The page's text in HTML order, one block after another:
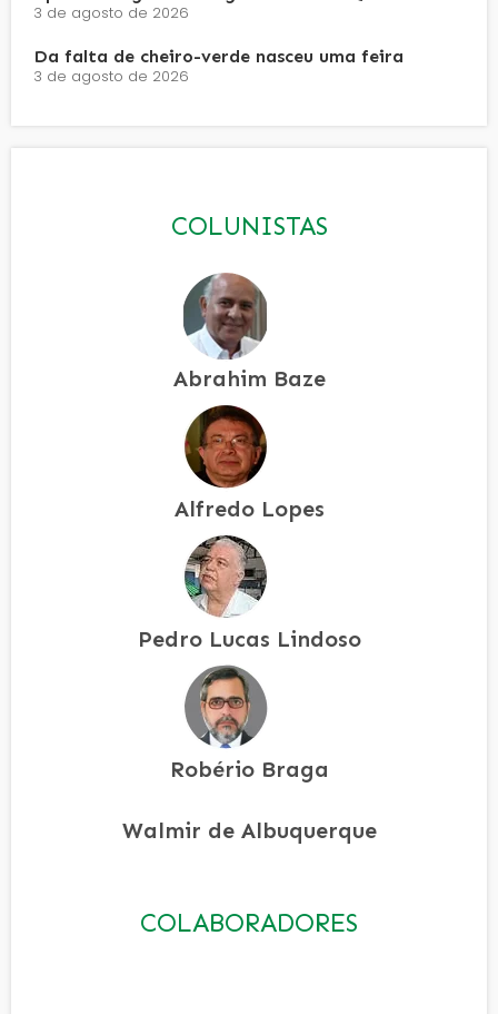
3 de agosto de 2026
Da falta de cheiro-verde nasceu uma feira
3 de agosto de 2026
COLUNISTAS
Abrahim Baze
Alfredo Lopes
Pedro Lucas Lindoso
Robério Braga
Walmir de Albuquerque
COLABORADORES